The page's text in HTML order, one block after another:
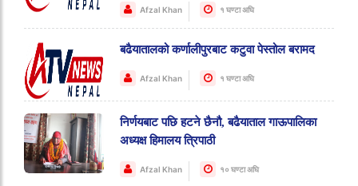
Afzal Khan १ घण्टा अघि
बढैयातालको कर्णालीपुरबाट कटुवा पेस्तोल बरामद
Afzal Khan १ घण्टा अघि
निर्णयबाट पछि हटने छैनौ, बढैयाताल गाऊपालिका
अध्यक्ष हिमालय त्रिपाठी
Afzal Khan १० घण्टा अघि